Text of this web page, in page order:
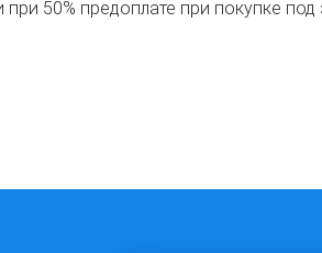
50% предоплате при покупке под